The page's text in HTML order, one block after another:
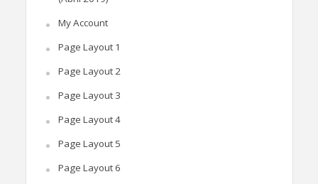
My Account
Page Layout 1
Page Layout 2
Page Layout 3
Page Layout 4
Page Layout 5
Page Layout 6